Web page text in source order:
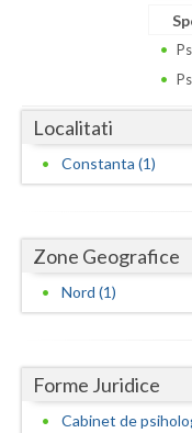
Dambovita
Dolj
Giurgiu
Gorj
Hunedoara
Localitati
Constanta (1)
Zone Geografice
Nord (1)
Forme Juridice
Cabinet de